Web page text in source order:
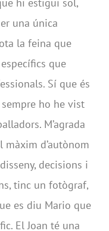
una única
la feina que
que
Sí que és
ho he vist
M’agrada
màxim d’autònom
decisions i
tinc un fotògraf,
es diu Mario que
El Joan té una